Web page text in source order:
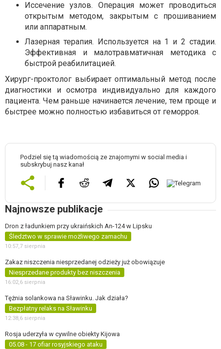
Иссечение узлов. Операция может проводиться
открытым методом, закрытым с прошиванием
или аппаратным.
Лазерная терапия. Используется на 1 и 2 стадии.
Эффективная и малотравматичная методика с
быстрой реабилитацией.
Хирург-проктолог выбирает оптимальный метод после
диагностики и осмотра индивидуально для каждого
пациента. Чем раньше начинается лечение, тем проще и
быстрее можно полностью избавиться от геморроя.
Podziel się tą wiadomością ze znajomymi w social media i
subskrybuj nasz kanał
Najnowsze publikacje
Dron z ładunkiem przy ukraińskich An-124 w Lipsku
Śledztwo w sprawie możliwego zamachu
10:57,7 sierpnia
Zakaz niszczenia niesprzedanej odzieży już obowiązuje
Niesprzedane produkty bez niszczenia
16:02,6 sierpnia
Tężnia solankowa na Sławinku. Jak działa?
Bezpłatny relaks na Sławinku
12:38,6 sierpnia
Rosja uderzyła w cywilne obiekty Kijowa
05.08 - 17 ofiar rosyjskiego ataku